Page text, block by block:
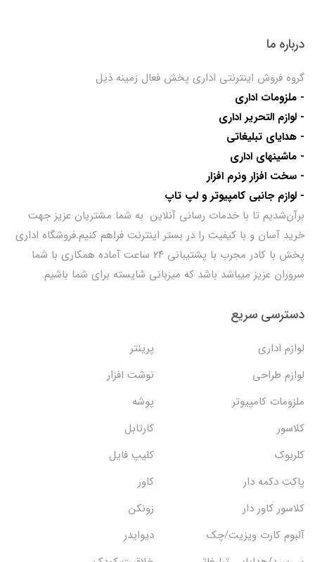
درباره ما
گروه فروش اینترنتی اداری پخش فعال زمینه ذیل
- ملزومات اداری
- لوازم التحریر اداری
- هدایای تبلیغاتی
- ماشینهای اداری
- سخت افزار ونرم افزار
- لوازم جانبی کامپیوتر و لپ تاپ
برآن‌شدیم تا با خدمات رسانی آنلاین به شما مشتریان عزیز جهت
خرید آسان و با کیفیت را در بستر اینترنت فراهم کنیم.فروشگاه اداری
پخش با کادر مجرب با پشتیبانی ۲۴ ساعت آماده همکاری با شما
سروران عزیز میباشد باشد که میزبانی شایسته برای شما باشیم.
دسترسی سریع
لوازم اداری
پرینتر
لوازم طراحی
نوشت افزار
ملزومات کامپیوتر
پوشه
کلاسور
کارتابل
کلربوک
کلیپ فایل
پاکت دکمه دار
کاور
کلاسور کاور دار
زونکن
آلبوم کارت ویزیت/چک
دیوایدر